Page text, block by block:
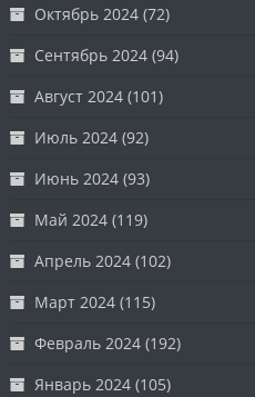
Октябрь 2024 (72)
Сентябрь 2024 (94)
Август 2024 (101)
Июль 2024 (92)
Июнь 2024 (93)
Май 2024 (119)
Апрель 2024 (102)
Март 2024 (115)
Февраль 2024 (192)
Январь 2024 (105)